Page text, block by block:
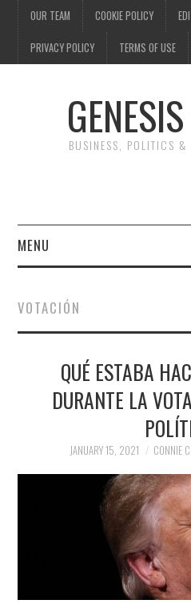
OUR TEAM COOKIE POLICY
PRIVACY POLICY TERMS OF USE
BUSINESS, POLITICS &
MENU
FINANCE
NEWS
POLITICS
SOCIETY
TECHNOLOGY
VOTACIÓN
QUÉ ESTABA
DURANTE LA
JANUARY 15, 2021 CONNIE